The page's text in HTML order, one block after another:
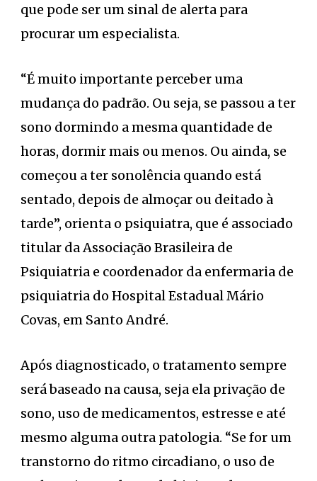
que pode ser um sinal de alerta para
procurar um especialista.
“É muito importante perceber uma
mudança do padrão. Ou seja, se passou a ter
sono dormindo a mesma quantidade de
horas, dormir mais ou menos. Ou ainda, se
começou a ter sonolência quando está
sentado, depois de almoçar ou deitado à
tarde”, orienta o psiquiatra, que é associado
titular da Associação Brasileira de
Psiquiatria e coordenador da enfermaria de
psiquiatria do Hospital Estadual Mário
Covas, em Santo André.
Após diagnosticado, o tratamento sempre
será baseado na causa, seja ela privação de
sono, uso de medicamentos, estresse e até
mesmo alguma outra patologia. “Se for um
transtorno do ritmo circadiano, o uso de